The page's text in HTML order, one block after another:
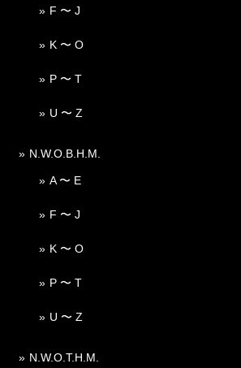
F 〜 J
K 〜 O
P 〜 T
U 〜 Z
N.W.O.B.H.M.
A 〜 E
F 〜 J
K 〜 O
P 〜 T
U 〜 Z
N.W.O.T.H.M.